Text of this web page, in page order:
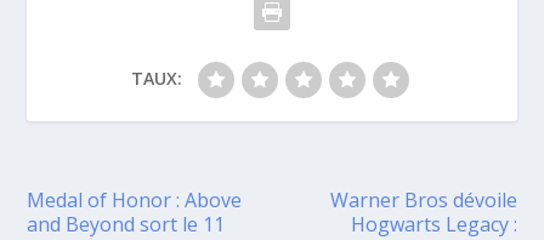
TAUX:
Medal of Honor : Above
and Beyond sort le 11
Warner Bros dévoile
Hogwarts Legacy :